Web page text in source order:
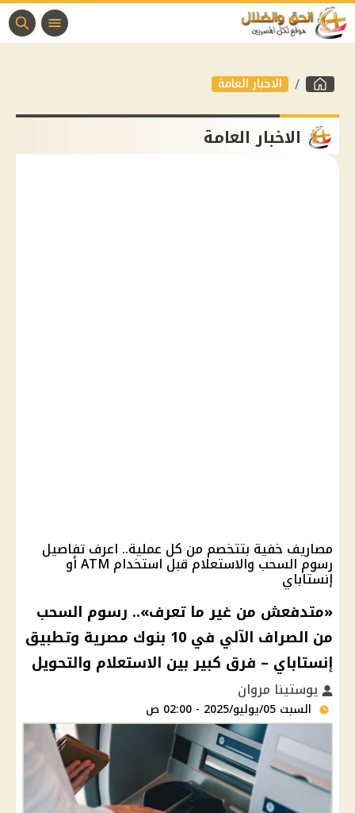
الاخبار العامة
الاخبار العامة
مصاريف خفية بتتخصم من كل عملية.. اعرف تفاصيل
رسوم السحب والاستعلام قبل استخدام ATM أو
إنستاباي
«متدفعش من غير ما تعرف».. رسوم السحب
من الصراف الآلي في 10 بنوك مصرية وتطبيق
إنستاباي – فرق كبير بين الاستعلام والتحويل
يوستينا مروان
السبت 05/يوليو/2025 - 02:00 ص